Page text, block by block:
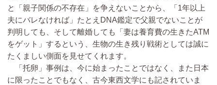
と「親子関係の不存在」を争えないことから、「1年以上
夫にバレなければ」たとえDNA鑑定で父親でないことが
判明しても、そして離婚しても「妻は養育費の生きたATM
をゲット」するという、生物の生き残り戦術としては誠に
たくましい側面を見せてくれます。
「托卵」事例は、今に始まったことではなく、また日本
に限ったことでもなく、古今東西文学にも記されていま